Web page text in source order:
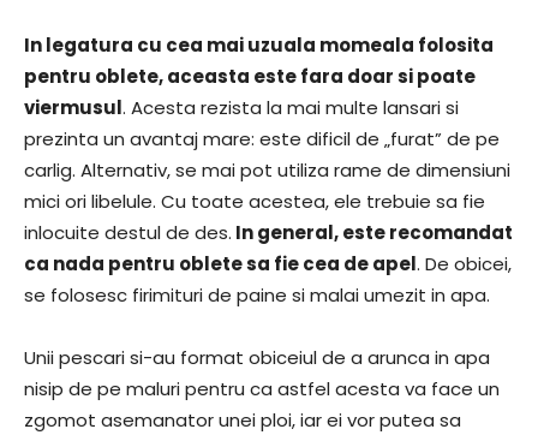
In legatura cu cea mai uzuala momeala folosita
pentru oblete, aceasta este fara doar si poate
viermusul. Acesta rezista la mai multe lansari si
prezinta un avantaj mare: este dificil de „furat” de pe
carlig. Alternativ, se mai pot utiliza rame de dimensiuni
mici ori libelule. Cu toate acestea, ele trebuie sa fie
inlocuite destul de des. In general, este recomandat
ca nada pentru oblete sa fie cea de apel. De obicei,
se folosesc firimituri de paine si malai umezit in apa.
Unii pescari si-au format obiceiul de a arunca in apa
nisip de pe maluri pentru ca astfel acesta va face un
zgomot asemanator unei ploi, iar ei vor putea sa